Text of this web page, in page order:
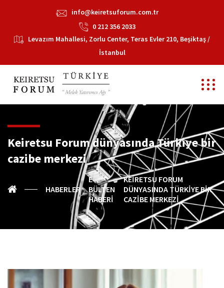
info@keiretsuforum.com.tr
0 212 356 2033
Levazım Mahallesi, Zorlu Center, Teras Evler 210, Beşiktaş /
İstanbul
Keiretsu Forum dünyasında Türkiye bir
cazibe merkezi
HABERLER
E-
BÜLTEN
HABERI
KEIRETSU FORUM
DÜNYASINDA TÜRKIYE BIR
CAZIBE MERKEZI